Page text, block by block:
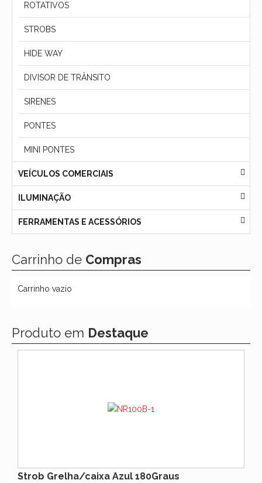
ROTATIVOS
STROBS
HIDE WAY
DIVISOR DE TRÂNSITO
SIRENES
PONTES
MINI PONTES
VEÍCULOS COMERCIAIS
ILUMINAÇÃO
FERRAMENTAS E ACESSÓRIOS
Carrinho de Compras
Carrinho vazio
Produto em Destaque
Strob Grelha/caixa Azul 180Graus